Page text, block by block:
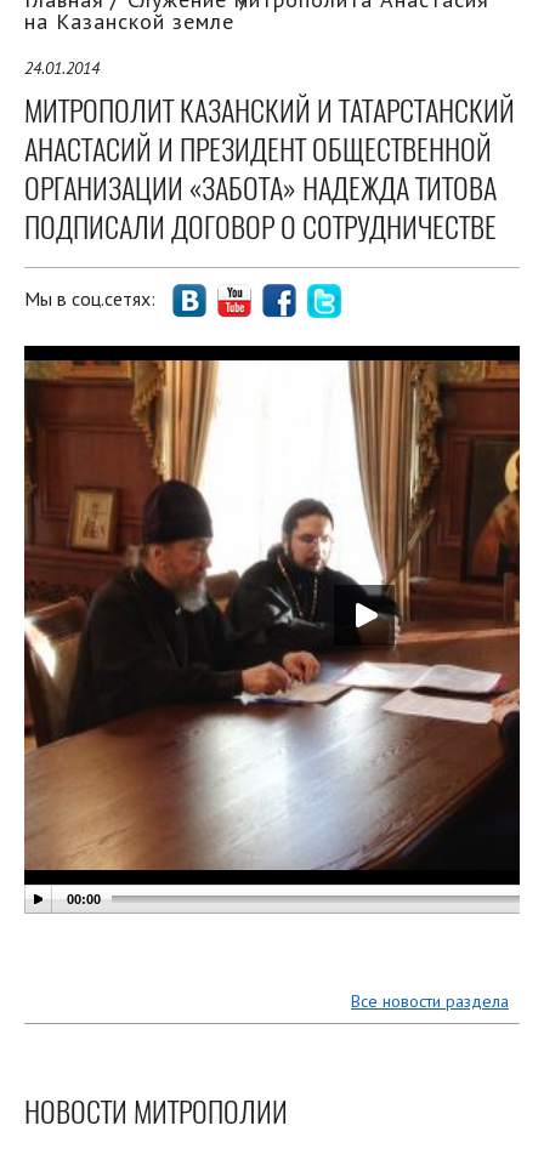
на Казанской земле
24.01.2014
МИТРОПОЛИТ КАЗАНСКИЙ И ТАТАРСТАНСКИЙ
АНАСТАСИЙ И ПРЕЗИДЕНТ ОБЩЕСТВЕННОЙ
ОРГАНИЗАЦИИ «ЗАБОТА» НАДЕЖДА ТИТОВА
ПОДПИСАЛИ ДОГОВОР О СОТРУДНИЧЕСТВЕ
Мы в соц.сетях:
00:00
Все новости раздела
НОВОСТИ МИТРОПОЛИИ